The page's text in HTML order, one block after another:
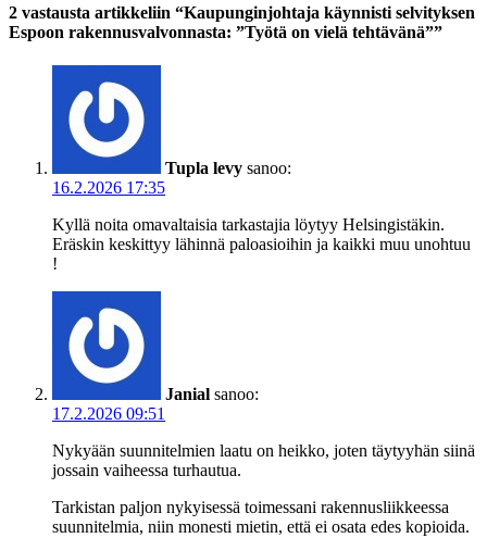
2 vastausta artikkeliin “Kaupunginjohtaja käynnisti selvityksen
Espoon rakennusvalvonnasta: ”Työtä on vielä tehtävänä””
Tupla levy sanoo:
16.2.2026 17:35
Kyllä noita omavaltaisia tarkastajia löytyy Helsingistäkin.
Eräskin keskittyy lähinnä paloasioihin ja kaikki muu unohtuu
!
Janial sanoo:
17.2.2026 09:51
Nykyään suunnitelmien laatu on heikko, joten täytyyhän siinä
jossain vaiheessa turhautua.
Tarkistan paljon nykyisessä toimessani rakennusliikkeessa
suunnitelmia, niin monesti mietin, että ei osata edes kopioida.